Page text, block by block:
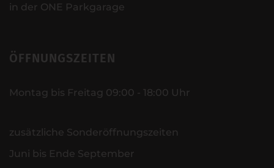
in der ONE Parkgarage
ÖFFNUNGSZEITEN
Montag bis Freitag 09:00 - 18:00 Uhr
zusätzliche Sonderöffnungszeiten
Juni bis Ende September